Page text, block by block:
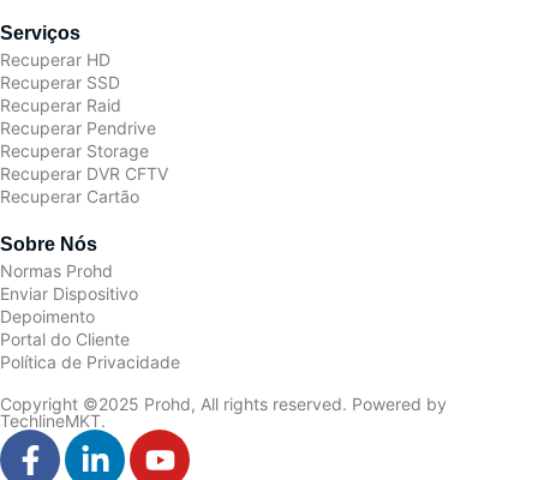
Serviços
Recuperar HD
Recuperar SSD
Recuperar Raid
Recuperar Pendrive
Recuperar Storage
Recuperar DVR CFTV
Recuperar Cartão
Sobre Nós
Normas Prohd
Enviar Dispositivo
Depoimento
Portal do Cliente
Política de Privacidade
Copyright ©2025 Prohd, All rights reserved. Powered by
TechlineMKT.